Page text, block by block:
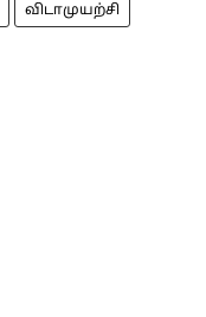
விடாமுயற்சி